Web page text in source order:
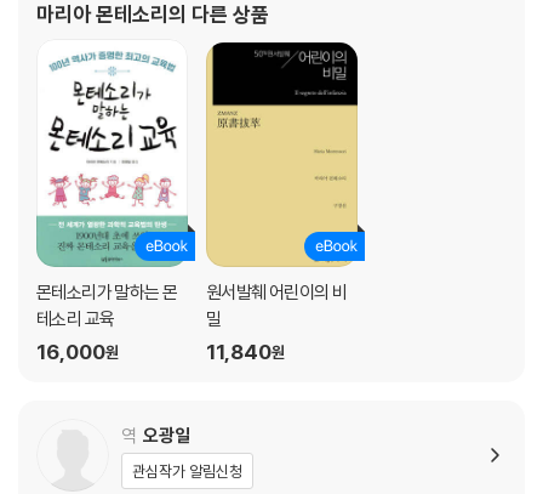
Chapter 7. 손으로 하는 활동 143
3부 감각과 지식을 가르치다
Chapter 1. 감각 교육 148
Chapter 2. 교구를 이용한 감각 교육 165
촉각과 열 감각 인식 교육
입체감 인식 교육
미각과 후각 교육
시각 교육
Chapter 3. 감각 교육에 대한 정리 200
Chapter 4. 지식 교육 208
눈을 가리고 하는 놀이
4부 언어와 숫자를 가르치다
Chapter 1. 읽기와 쓰기를 위한 교육 230
교육을 강조하면서 세계를 무대로 강연활동을 폈다. 1
마리아 몬테소리 의 다른 상품
몬테소리가 말하는 몬
테소리 교육
16,000원
원서발췌 어린이의 비
밀
11,840원
역 오광일
관심작가 알림신청